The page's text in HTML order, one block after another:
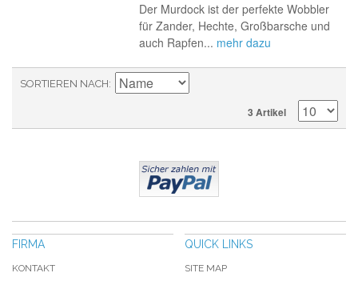
Der Murdock ist der perfekte Wobbler
für Zander, Hechte, Großbarsche und
auch Rapfen... mehr dazu
SORTIEREN NACH
3 Artikel
FIRMA
KONTAKT
QUICK LINKS
SITE MAP